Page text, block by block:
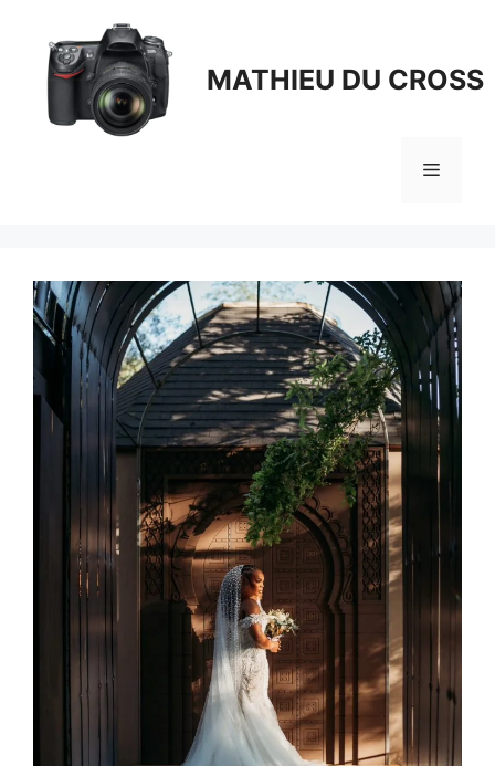
contenu
MATHIEU DU CROSS
Menu